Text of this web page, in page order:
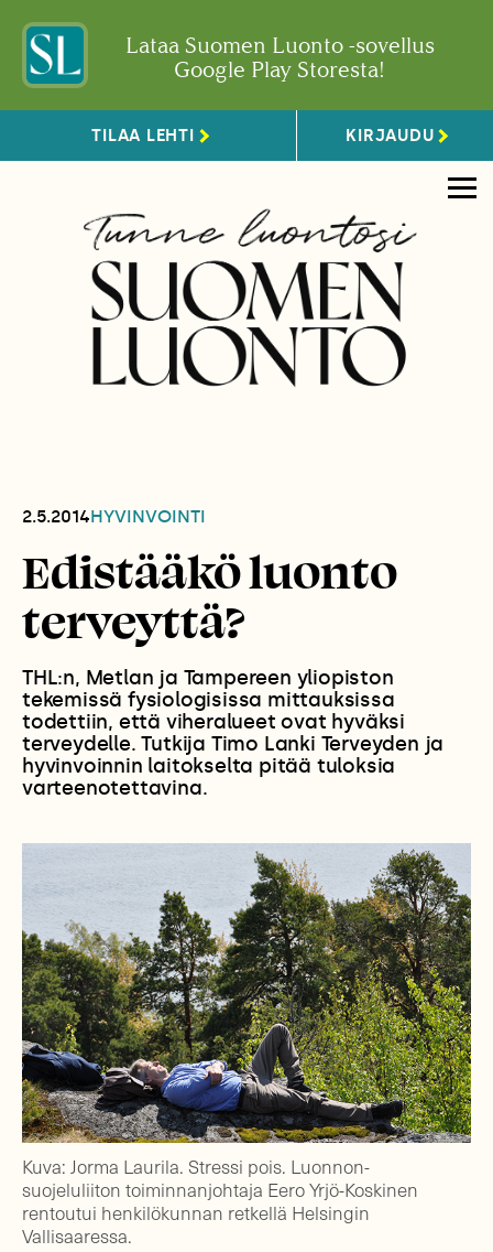
Lataa Suomen Luonto -sovellus
Google Play Storesta!
TILAA LEHTI KIRJAUDU
2.5.2014HYVINVOINTI
Edistääkö luonto
terveyttä?
THL:n, Metlan ja Tampereen yliopiston
tekemissä fysiologisissa mittauksissa
todettiin, että viheralueet ovat hyväksi
terveydelle. Tutkija Timo Lanki Terveyden ja
hyvinvoinnin laitokselta pitää tuloksia
varteenotettavina.
Kuva: Jorma Laurila. Stressi pois. Luonnon-
suojeluliiton toiminnanjohtaja Eero Yrjö-Koskinen
rentoutui henkilökunnan retkellä Helsingin
Vallisaaressa.